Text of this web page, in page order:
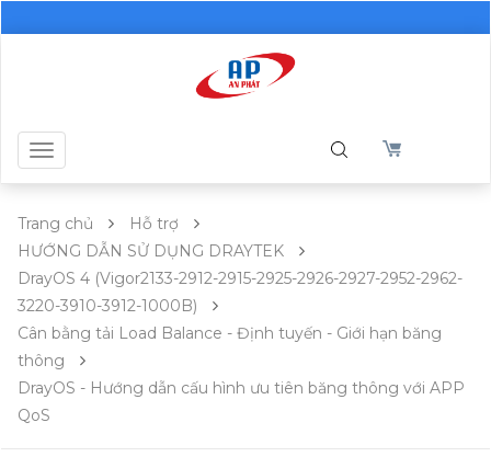
Toggle
navigation
Trang chủ
Hỗ trợ
HƯỚNG DẪN SỬ DỤNG DRAYTEK
DrayOS 4 (Vigor2133-2912-2915-2925-2926-2927-2952-2962-
3220-3910-3912-1000B)
Cân bằng tải Load Balance - Định tuyến - Giới hạn băng
thông
DrayOS - Hướng dẫn cấu hình ưu tiên băng thông với APP
QoS